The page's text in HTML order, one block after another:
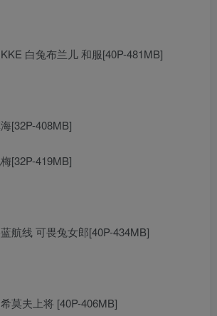
白兔布兰儿 和服[40P-481MB]
[32P-408MB]
[32P-419MB]
航线 可畏兔女郎[40P-434MB]
莫夫上将 [40P-406MB]